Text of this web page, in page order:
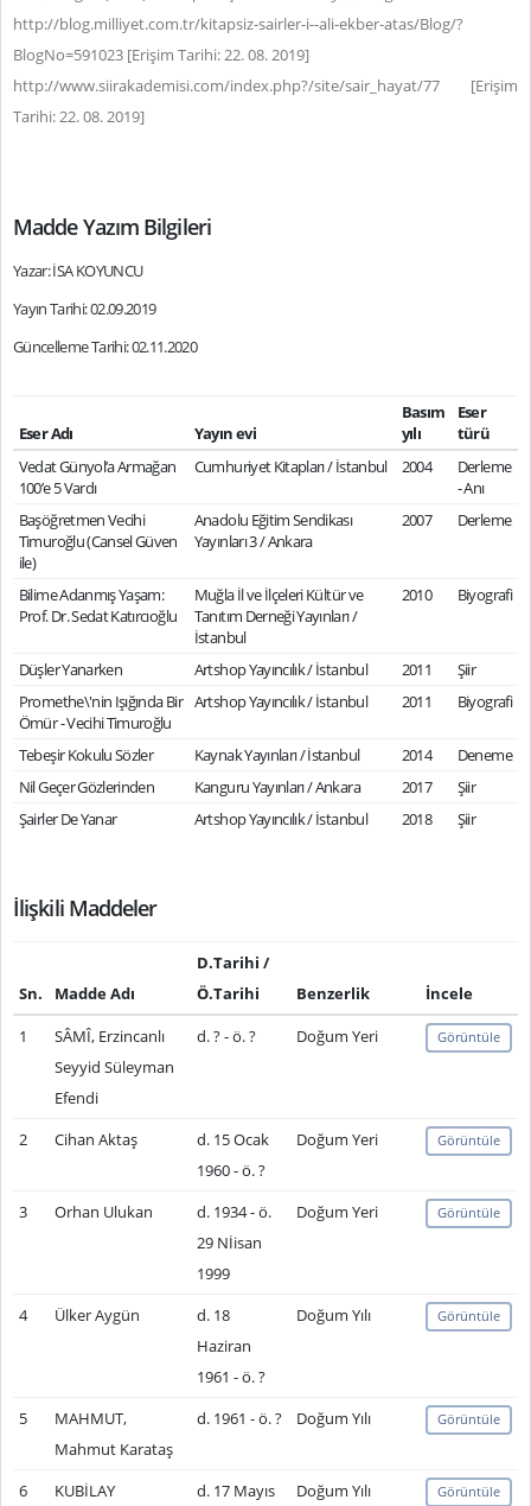
http://blog.milliyet.com.tr/kitapsiz-sairler-i--ali-ekber-atas/Blog/?
BlogNo=591023 [Erişim Tarihi: 22. 08. 2019]
http://www.siirakademisi.com/index.php?/site/sair_hayat/77 [Erişim
Tarihi: 22. 08. 2019]
Madde Yazım Bilgileri
Yazar: İSA KOYUNCU
Yayın Tarihi: 02.09.2019
Güncelleme Tarihi: 02.11.2020
Eser Adı Yayın evi
Basım
yılı
Eser
türü
Vedat Günyol’a Armağan
100’e 5 Vardı
Cumhuriyet Kitapları / İstanbul 2004
Derleme
- Anı
Başöğretmen Vecihi
Timuroğlu (Cansel Güven
ile)
Anadolu Eğitim Sendikası
Yayınları 3 / Ankara
2007 Derleme
Bilime Adanmış Yaşam:
Prof. Dr. Sedat Katırcıoğlu
Muğla İl ve İlçeleri Kültür ve
Tanıtım Derneği Yayınları /
İstanbul
2010 Biyografi
Düşler Yanarken Artshop Yayıncılık / İstanbul 2011
Şiir
Promethe\'nin Işığında Bir
Ömür - Vecihi Timuroğlu
Artshop Yayıncılık / İstanbul 2011 Biyografi
Tebeşir Kokulu Sözler Kaynak Yayınları / İstanbul 2014
Deneme
Nil Geçer Gözlerinden
Kanguru Yayınları / Ankara 2017
Şiir
Şairler De Yanar
Artshop Yayıncılık / İstanbul 2018 Şiir
İlişkili Maddeler
Sn. Madde Adı
D.Tarihi /
Ö.Tarihi
Benzerlik
İncele
1
SÂMÎ, Erzincanlı
Seyyid Süleyman
Efendi
d. ? - ö. ? Doğum Yeri Görüntüle
2 Cihan Aktaş
d. 15 Ocak
1960 - ö. ?
Doğum Yeri Görüntüle
3 Orhan Ulukan
d. 1934 - ö.
29 Nİisan
1999
Doğum Yeri Görüntüle
4 Ülker Aygün
d. 18
Haziran
1961 - ö. ?
Doğum Yılı Görüntüle
5
MAHMUT,
Mahmut Karataş
d. 1961 - ö. ? Doğum Yılı Görüntüle
6
KUBİLAY
d. 17 Mayıs
Doğum Yılı Görüntüle